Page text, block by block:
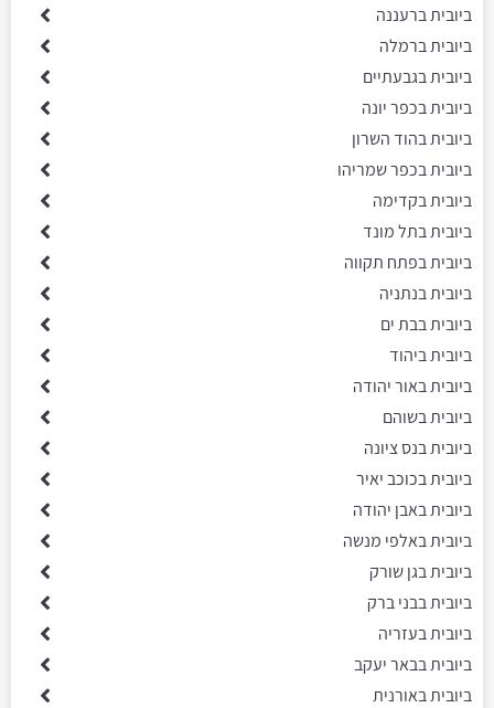
ביובית ברעננה
ביובית ברמלה
ביובית בגבעתיים
ביובית בכפר יונה
ביובית בהוד השרון
ביובית בכפר שמריהו
ביובית בקדימה
ביובית בתל מונד
ביובית בפתח תקווה
ביובית בנתניה
ביובית בבת ים
ביובית ביהוד
ביובית באור יהודה
ביובית בשוהם
ביובית בנס ציונה
ביובית בכוכב יאיר
ביובית באבן יהודה
ביובית באלפי מנשה
ביובית בגן שורק
ביובית בבני ברק
ביובית בעזריה
ביובית בבאר יעקב
ביובית באורנית